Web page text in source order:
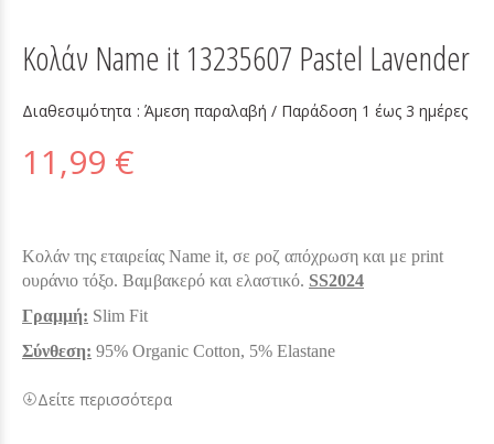
Κολάν Name it 13235607 Pastel Lavender
Διαθεσιμότητα :Άμεση παραλαβή / Παράδoση 1 έως 3 ημέρες
11,99 €
Κολάν της εταιρείας Name it, σε ροζ απόχρωση και με print
ουράνιο τόξο. Βαμβακερό και ελαστικό. SS2024
Γραμμή: Slim Fit
Σύνθεση: 95% Organic Cotton, 5% Elastane
Δείτε περισσότερα